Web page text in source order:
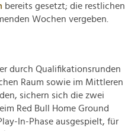
bereits gesetzt; die restlichen
Wochen vergeben.
durch Qualifikationsrunden
Raum sowie im Mittleren
sichern sich die zwei
Red Bull Home Ground
In-Phase ausgespielt, für